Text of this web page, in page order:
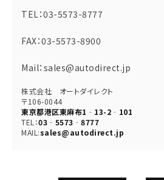
TEL：03-5573-8777
FAX：03-5573-8900
Mail：sales@autodirect.jp
株式会社 オートダイレクト
〒106-0044
東京都港区東麻布1‐13-2‐101
TEL：03‐5573‐8777
MAIL:sales@autodirect.jp